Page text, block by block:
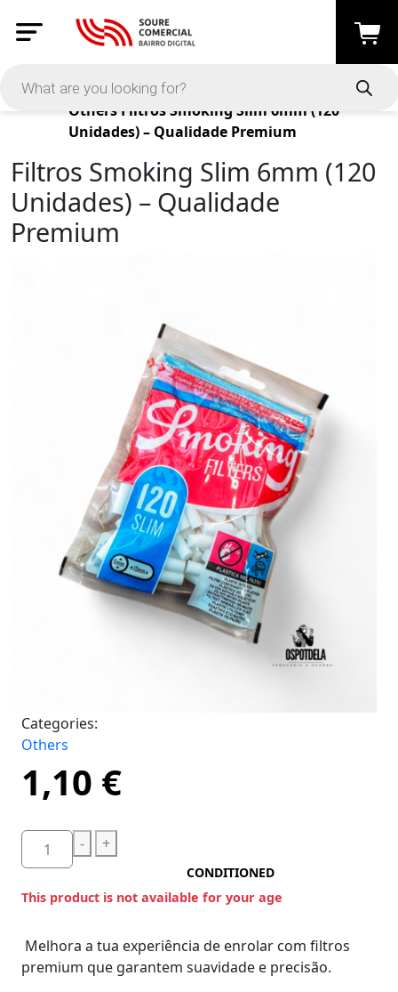
Products
Others Filtros Smoking Slim 6mm (120
Unidades) – Qualidade Premium
Filtros Smoking Slim 6mm (120
Unidades) – Qualidade
Premium
Categories:
Others
1,10 €
- +
CONDITIONED
This product is not available for your age
Melhora a tua experiência de enrolar com filtros
premium que garantem suavidade e precisão.